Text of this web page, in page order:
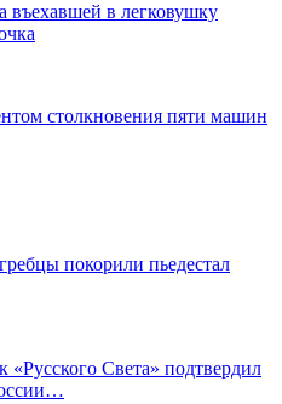
въехавшей в легковушку
столкновения пяти машин
покорили пьедестал
«Русского Света» подтвердил